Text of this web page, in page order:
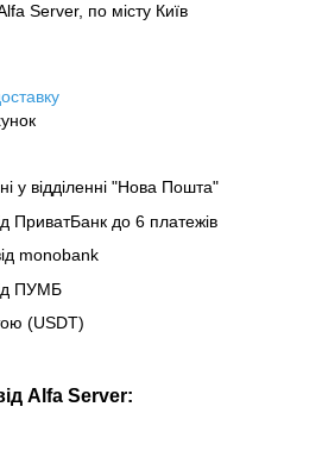
Server, по місту Київ
у відділенні "Нова Пошта"
ПриватБанк до 6 платежів
monobank
ПУМБ
(USDT)
Alfa Server: